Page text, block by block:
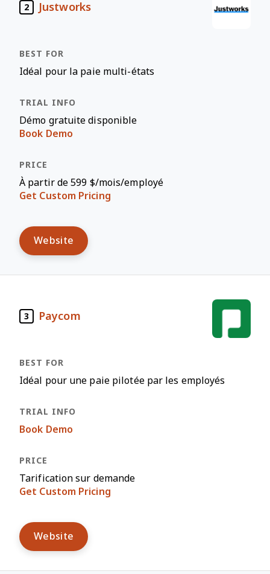
2 Justworks
Idéal pour la paie multi-états
Démo gratuite disponible
Book Demo
À partir de 599 $/mois/employé
Get Custom Pricing
Website
3 Paycom
Idéal pour une paie pilotée par les employés
Book Demo
Tarification sur demande
Get Custom Pricing
Website